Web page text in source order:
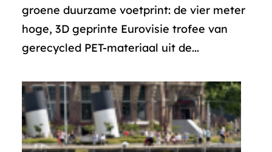
groene duurzame voetprint: de vier meter
hoge, 3D geprinte Eurovisie trofee van
gerecycled PET-materiaal uit de...